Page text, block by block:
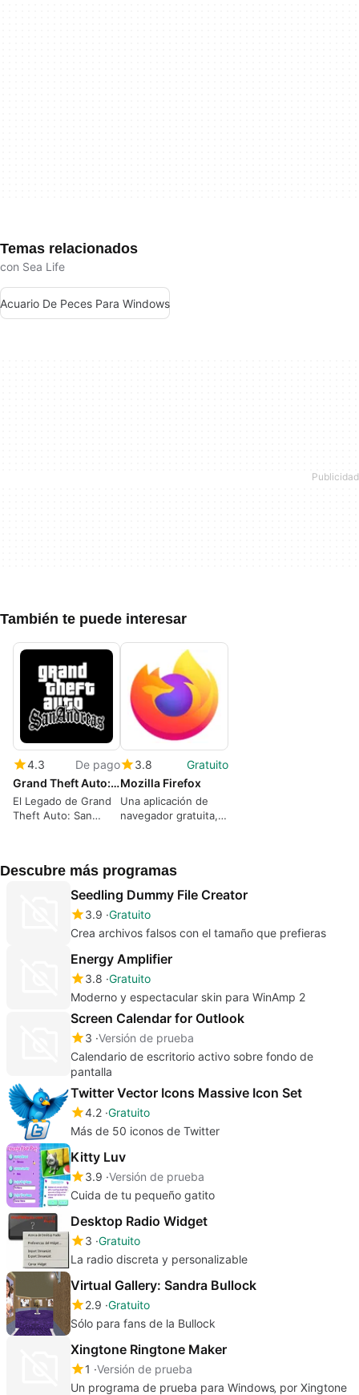
Temas relacionados
con Sea Life
Acuario De Peces Para Windows
También te puede interesar
4.3
De pago
Grand Theft Auto: San Andreas
El Legado de Grand
Theft Auto: San
3.8
Gratuito
Mozilla Firefox
Una aplicación de
navegador gratuita,
Descubre más programas
Seedling Dummy File Creator
3.9 Gratuito
Crea archivos falsos con el tamaño que prefieras
Energy Amplifier
3.8 Gratuito
Moderno y espectacular skin para WinAmp 2
Screen Calendar for Outlook
3 Versión de prueba
Calendario de escritorio activo sobre fondo de
pantalla
Twitter Vector Icons Massive Icon Set
4.2 Gratuito
Más de 50 iconos de Twitter
Kitty Luv
3.9 Versión de prueba
Cuida de tu pequeño gatito
Desktop Radio Widget
3 Gratuito
La radio discreta y personalizable
Virtual Gallery: Sandra Bullock
2.9 Gratuito
Sólo para fans de la Bullock
Xingtone Ringtone Maker
1 Versión de prueba
Un programa de prueba para Windows‚ por Xingtone